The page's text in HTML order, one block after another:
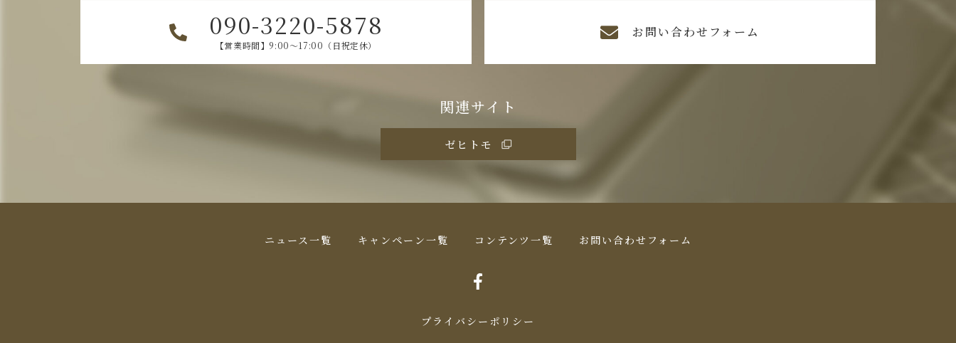
090-3220-5878
【営業時間】9:00～17:00（日祝定休）
お問い合わせフォーム
関連サイト
ゼヒトモ
ニュース一覧 キャンペーン一覧 コンテンツ一覧 お問い合わせフォーム
プライバシーポリシー